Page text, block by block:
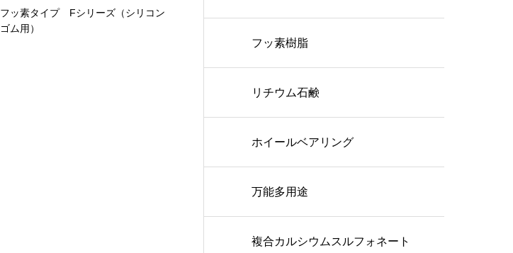
フッ素タイプ Fシリーズ（シリコン
ゴム用）
フッ素樹脂
リチウム石鹸
ホイールベアリング
万能多用途
複合カルシウムスルフォネート